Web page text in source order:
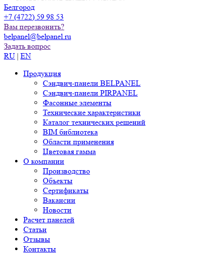
Белгород
+7 (4722) 59 98 53
Вам перезвонить?
belpanel@belpanel.ru
Задать вопрос
RU | EN
Продукция
Сэндвич-панели BELPANEL
Сэндвич-панели PIRPANEL
Фасонные элементы
Технические характеристики
Каталог технических решений
BIM библиотека
Области применения
Цветовая гамма
О компании
Производство
Объекты
Сертификаты
Вакансии
Новости
Расчет панелей
Статьи
Отзывы
Контакты